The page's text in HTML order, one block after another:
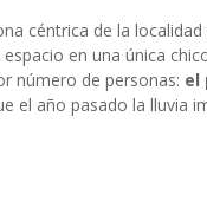
céntrica de la
en una única
número de personas: el
el año pasado la lluvia